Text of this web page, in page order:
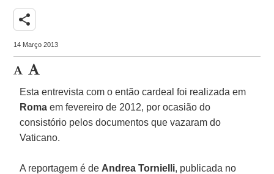
share
14 Março 2013
Esta entrevista com o então cardeal foi realizada em
Romaem fevereiro de 2012, por ocasião do
consistório pelos documentos que vazaram do
Vaticano.
A reportagem é de Andrea Tornielli, publicada no